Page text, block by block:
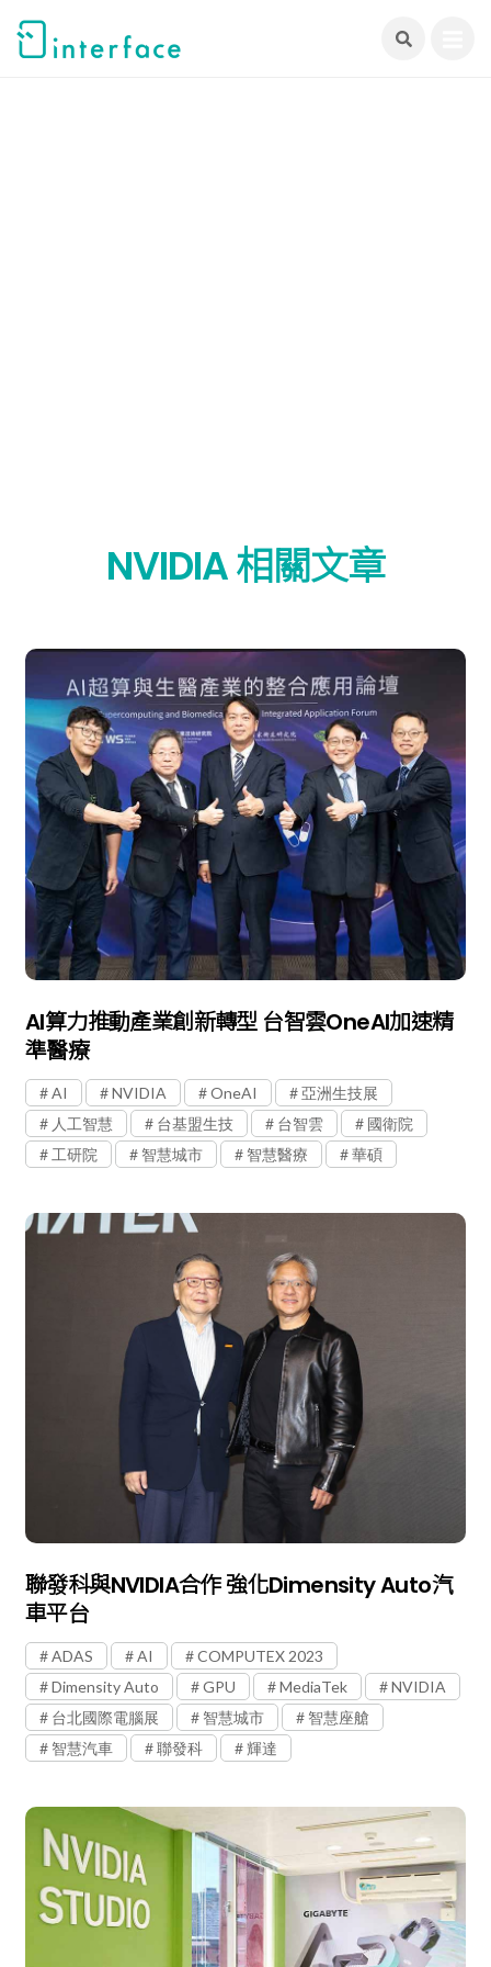
NVIDIA 相關文章
AI算力推動產業創新轉型 台智雲OneAI加速精
準醫療
AI NVIDIA OneAI
亞洲生技展
人工智慧
台基盟生技 台智雲
國衛院
工研院
智慧城市 智慧醫療 華碩
聯發科與NVIDIA合作 強化Dimensity Auto汽
車平台
ADAS AI
COMPUTEX 2023
Dimensity Auto
GPU MediaTek
NVIDIA
台北國際電腦展
智慧城市
智慧座艙
智慧汽車
聯發科 輝達